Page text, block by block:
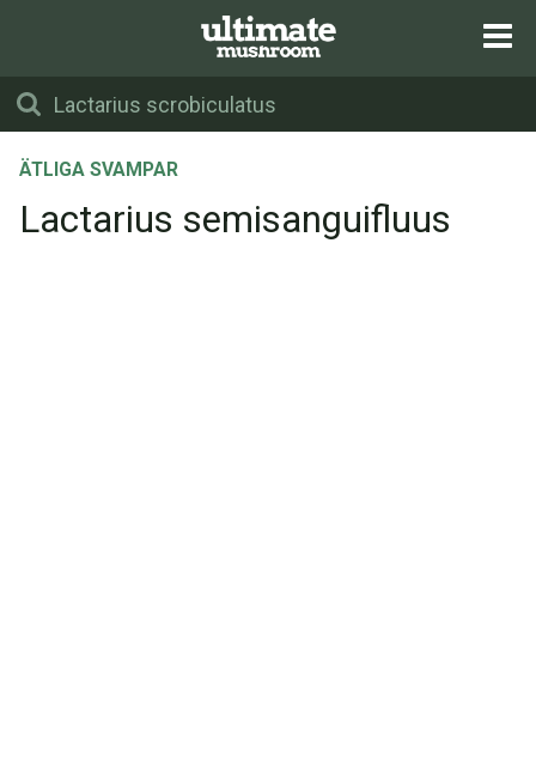
ÄTLIGA SVAMPAR
Lactarius semisanguifluus